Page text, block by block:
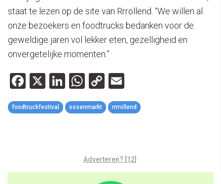
staat te lezen op de site van Rrrollend. “We willen al
onze bezoekers en foodtrucks bedanken voor de
geweldige jaren vol lekker eten, gezelligheid en
onvergetelijke momenten.”
Facebook
X LinkedIn
WhatsApp
Copy
Link
foodtruckfestival ossenmarkt rrrrollend
Adverteren? [12]